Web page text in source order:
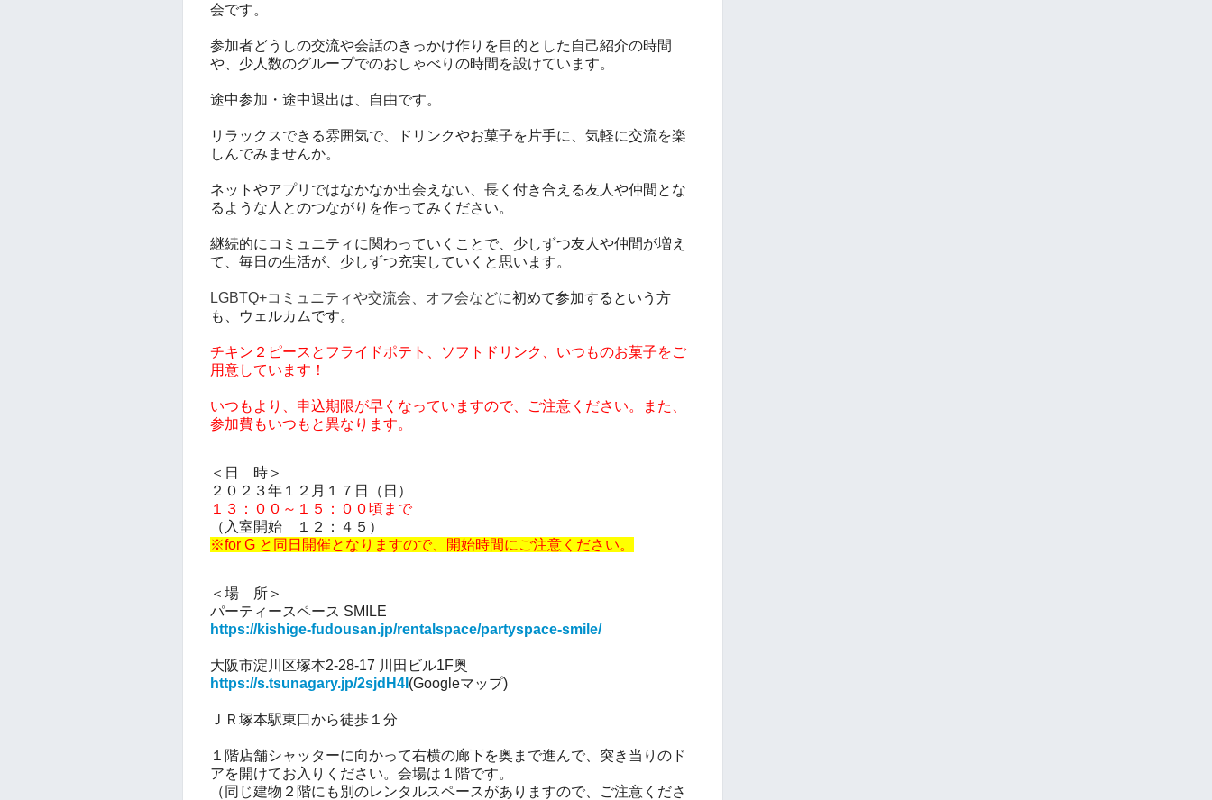
会です。
参加者どうしの交流や会話のきっかけ作りを目的とした自己紹介の時間
や、少人数のグループでのおしゃべりの時間を設けています。
途中参加・途中退出は、自由です。
リラックスできる雰囲気で、ドリンクやお菓子を片手に、気軽に交流を楽
しんでみませんか。
ネットやアプリではなかなか出会えない、長く付き合える友人や仲間とな
るような人とのつながりを作ってみください。
継続的にコミュニティに関わっていくことで、少しずつ友人や仲間が増え
て、毎日の生活が、少しずつ充実していくと思います。
LGBTQ+コミュニティや交流会、オフ会などに初めて参加するという方
も、ウェルカムです。
チキン２ピースとフライドポテト、ソフトドリンク、いつものお菓子をご
用意しています！
いつもより、申込期限が早くなっていますので、ご注意ください。また、
参加費もいつもと異なります。
＜日 時＞
２０２３年１２月１７ 日（日）
１３：００～１５：００頃まで
（入室開始 １２：４５）
※for G と同日開催となりますので、開始時間にご注意ください。
＜場 所＞
パーティースペース SMILE
https://kishige-fudousan.jp/rentalspace/partyspace-smile/
大阪市淀川区塚本2-28-17 川田ビル1F奥
https://s.tsunagary.jp/2sjdH4I (Googleマップ)
ＪＲ塚本駅東口から徒歩１分
１階店舗シャッターに向かって右横の廊下を奥まで進んで、突き当りのド
アを開けてお入りください。会場は１階です。
（同じ建物２階にも別のレンタルスペースがありますので、ご注意くださ